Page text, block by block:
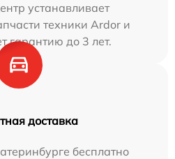
устанавливает
техники Ardor и
гарантию до 3 лет.
доставка
бесплатно